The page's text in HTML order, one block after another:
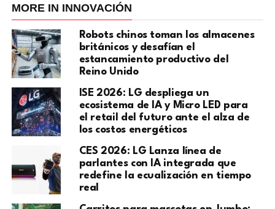
MORE IN INNOVACIÓN
Robots chinos toman los almacenes
británicos y desafían el
estancamiento productivo del
Reino Unido
ISE 2026: LG despliega un
ecosistema de IA y Micro LED para
el retail del futuro ante el alza de
los costos energéticos
CES 2026: LG Lanza línea de
parlantes con IA integrada que
redefine la ecualización en tiempo
real